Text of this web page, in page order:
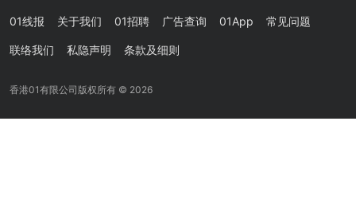
01线报 关于我们 01招聘 广告查询 01App 常见问题
联络我们 私隐声明 条款及细则
香港01有限公司版权所有 © 2026